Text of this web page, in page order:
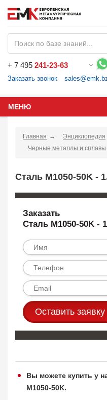
+ 7 495 241-23-63
Заказать звонок
МЕНЮ
Главная
Энциклопедия
Черные металлы и сплавы
Сталь M1050-50K -
Заказать
Сталь M1050-50K -
Оставить заявку
Вы можете купить у
M1050-50K.